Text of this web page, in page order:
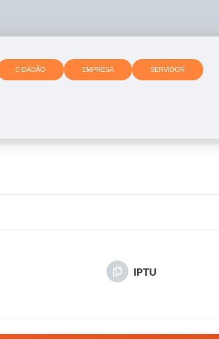
CIDADÃO EMPRESA SERVIDOR
IPTU